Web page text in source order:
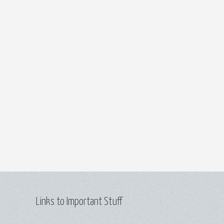
Links to Important Stuff